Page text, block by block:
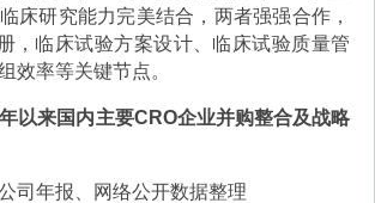
床研究能力完美结合，两者强强合作，
，临床试验方案设计、临床试验质量管
效率等关键节点。
以来国内主要CRO企业并购整合及战略
年报、网络公开数据整理